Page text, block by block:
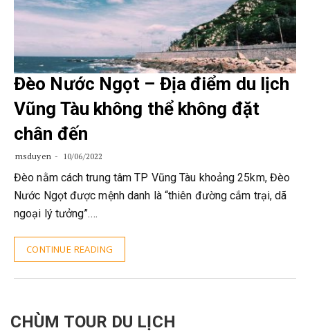
Đèo Nước Ngọt – Địa điểm du lịch
Vũng Tàu không thể không đặt
chân đến
msduyen 10/06/2022
Đèo nằm cách trung tâm TP Vũng Tàu khoảng 25km, Đèo
Nước Ngọt được mệnh danh là “thiên đường cắm trại, dã
ngoại lý tưởng”.…
CONTINUE READING
CHÙM TOUR DU LỊCH